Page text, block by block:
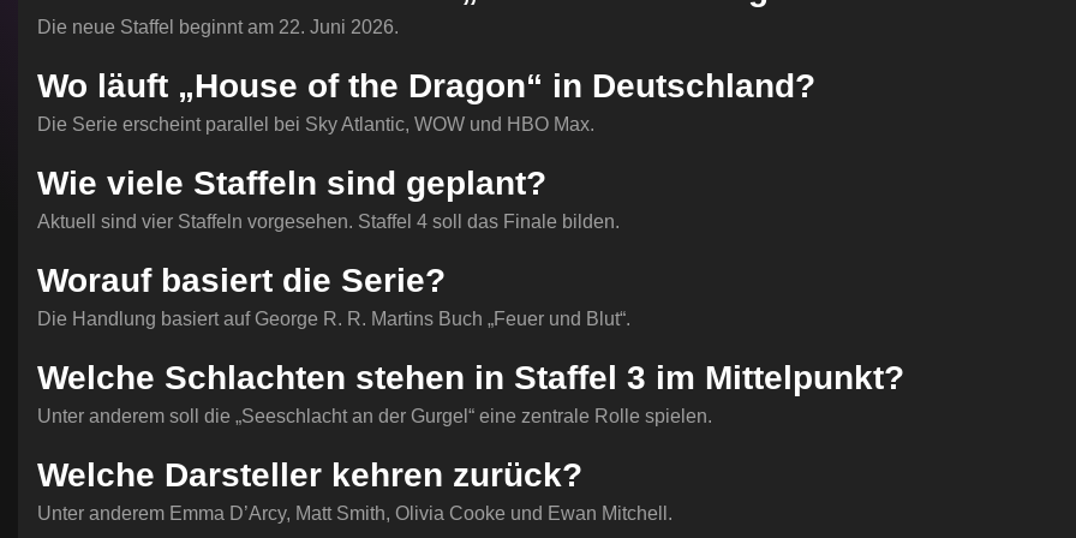
Die neue Staffel beginnt am 22. Juni 2026.
Wo läuft „House of the Dragon“ in Deutschland?
Die Serie erscheint parallel bei Sky Atlantic, WOW und HBO Max.
Wie viele Staffeln sind geplant?
Aktuell sind vier Staffeln vorgesehen. Staffel 4 soll das Finale bilden.
Worauf basiert die Serie?
Die Handlung basiert auf George R. R. Martins Buch „Feuer und Blut“.
Welche Schlachten stehen in Staffel 3 im Mittelpunkt?
Unter anderem soll die „Seeschlacht an der Gurgel“ eine zentrale Rolle spielen.
Welche Darsteller kehren zurück?
Unter anderem Emma D’Arcy, Matt Smith, Olivia Cooke und Ewan Mitchell.